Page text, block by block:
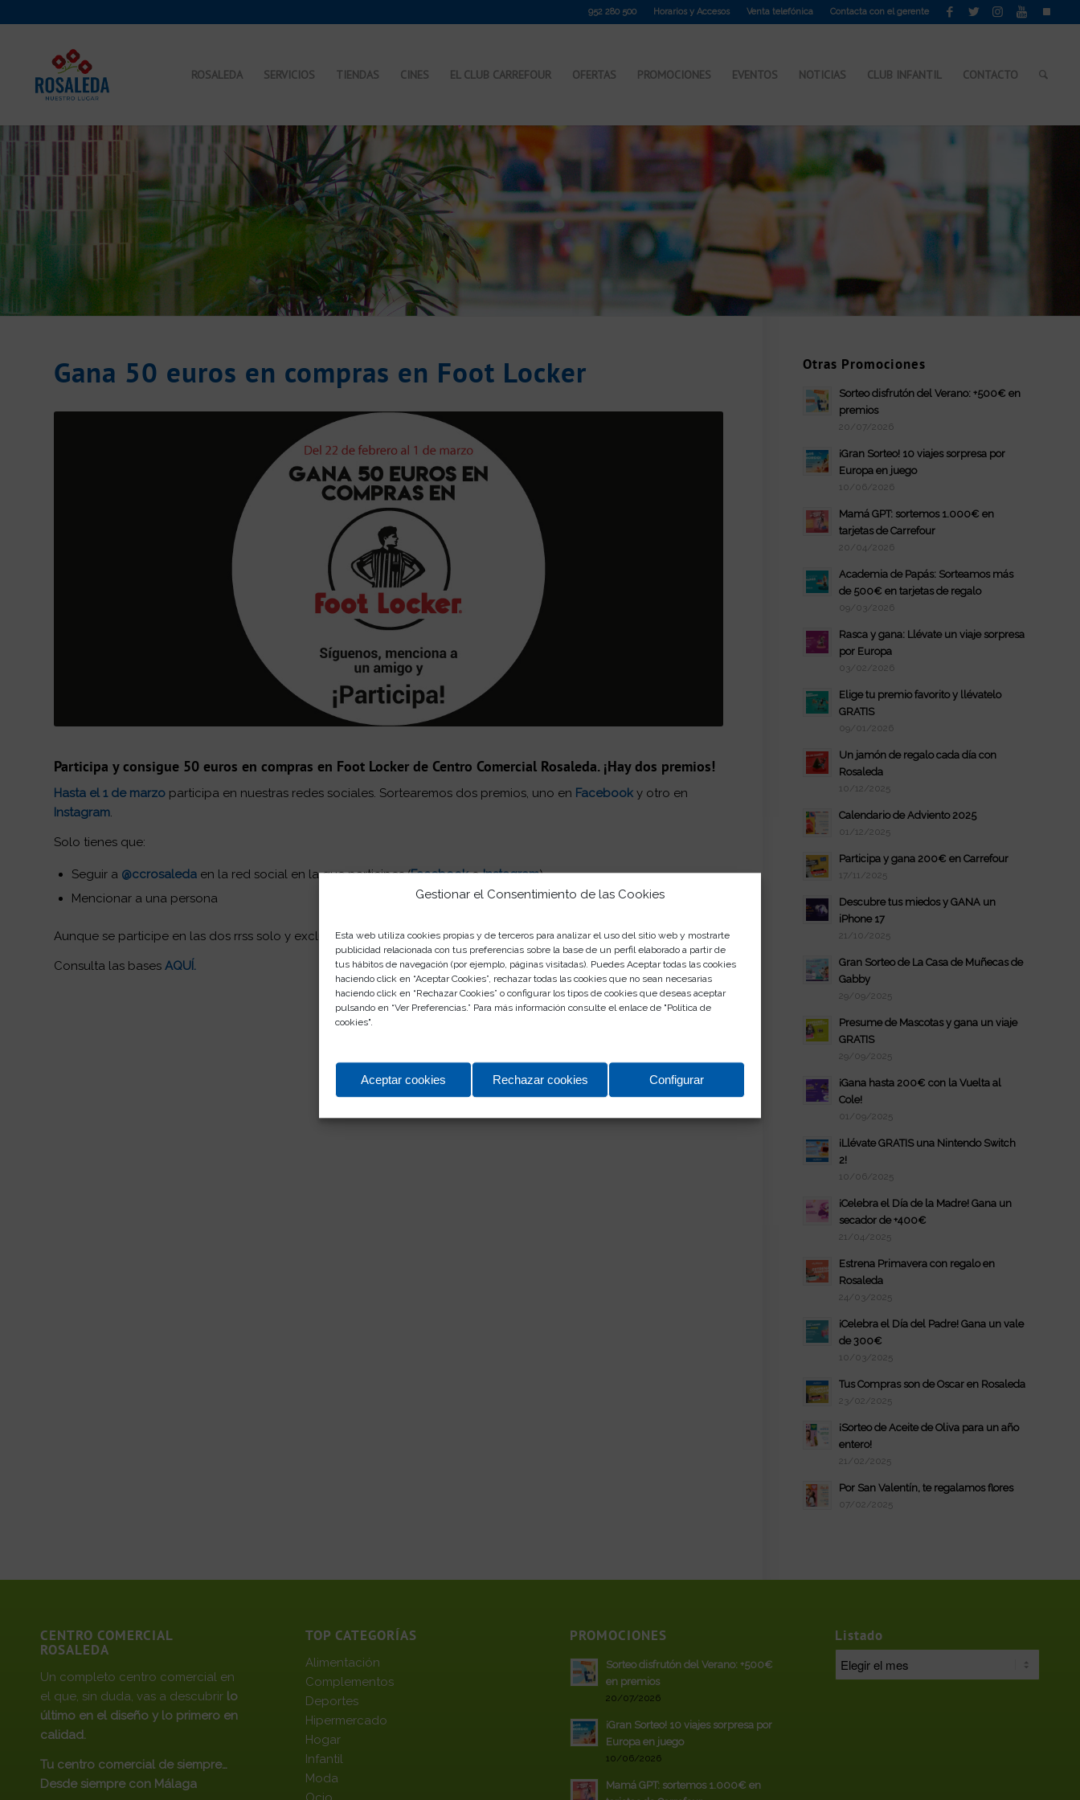
Gestionar el Consentimiento de las Cookies
Esta web utiliza cookies propias y de terceros para analizar el uso del sitio web y mostrarte
publicidad relacionada con tus preferencias sobre la base de un perfil elaborado a partir de
tus hábitos de navegación (por ejemplo, páginas visitadas). Puedes Aceptar todas las cookies
haciendo click en “Aceptar Cookies”, rechazar todas las cookies que no sean necesarias
haciendo click en “Rechazar Cookies” o configurar los tipos de cookies que deseas aceptar
pulsando en “Ver Preferencias.” Para más información consulte el enlace de "Política de
cookies".
Aceptar cookies Rechazar cookies Configurar
952 280 500 Horarios y Accesos Venta telefónica Contacta con el gerente
ROSALEDA SERVICIOS TIENDAS CINES EL CLUB CARREFOUR OFERTAS PROMOCIONES EVENTOS NOTICIAS CLUB INFANTIL CONTACTO
Gana 50 euros en compras en Foot Locker
Participa y consigue 50 euros en compras en Foot Locker de Centro Comercial Rosaleda. ¡Hay dos premios!
Hasta el 1 de marzo participa en nuestras redes sociales. Sortearemos dos premios, uno en Facebook y otro en
Instagram.
Solo tienes que:
Seguir a @ccrosaleda en la red social en la que participes (FacebookoInstagram)
Mencionar a una persona
Aunque se participe en las dos rrss solo y exclusivamente se podrá salir ganador una vez.
Consulta las bases AQUÍ.
Otras Promociones
Sorteo disfrutón del Verano: +500€ en
premios
20/07/2026
¡Gran Sorteo! 10 viajes sorpresa por
Europa en juego
10/06/2026
Mamá GPT: sortemos 1.000€ en
tarjetas de Carrefour
20/04/2026
Academia de Papás: Sorteamos más
de 500€ en tarjetas de regalo
09/03/2026
Rasca y gana: Llévate un viaje sorpresa
por Europa
03/02/2026
Elige tu premio favorito y llévatelo
GRATIS
09/01/2026
Un jamón de regalo cada día con
Rosaleda
10/12/2025
Calendario de Adviento 2025
01/12/2025
Participa y gana 200€ en Carrefour
17/11/2025
Descubre tus miedos y GANA un
iPhone 17
21/10/2025
Gran Sorteo de La Casa de Muñecas de
Gabby
29/09/2025
Presume de Mascotas y gana un viaje
GRATIS
29/09/2025
¡Gana hasta 200€ con la Vuelta al
Cole!
01/09/2025
¡Llévate GRATIS una Nintendo Switch
2!
10/06/2025
¡Celebra el Día de la Madre! Gana un
secador de +400€
21/04/2025
Estrena Primavera con regalo en
Rosaleda
24/03/2025
¡Celebra el Día del Padre! Gana un vale
de 300€
10/03/2025
Tus Compras son de Oscar en Rosaleda
23/02/2025
¡Sorteo de Aceite de Oliva para un año
entero!
21/02/2025
Por San Valentín, te regalamos flores
07/02/2025
CENTRO COMERCIAL
ROSALEDA
Un completo centro comercial en
el que, sin duda, vas a descubrir lo
último en el diseño y lo primero en
calidad.
Tu centro comercial de siempre…
Desde siempre con Málaga
TOP CATEGORÍAS
Alimentación
Complementos
Deportes
Hipermercado
Hogar
Infantil
Moda
PROMOCIONES
Sorteo disfrutón del Verano: +500€
en premios
20/07/2026
¡Gran Sorteo! 10 viajes sorpresa por
Europa en juego
10/06/2026
Mamá GPT: sortemos 1.000€ en
Listado